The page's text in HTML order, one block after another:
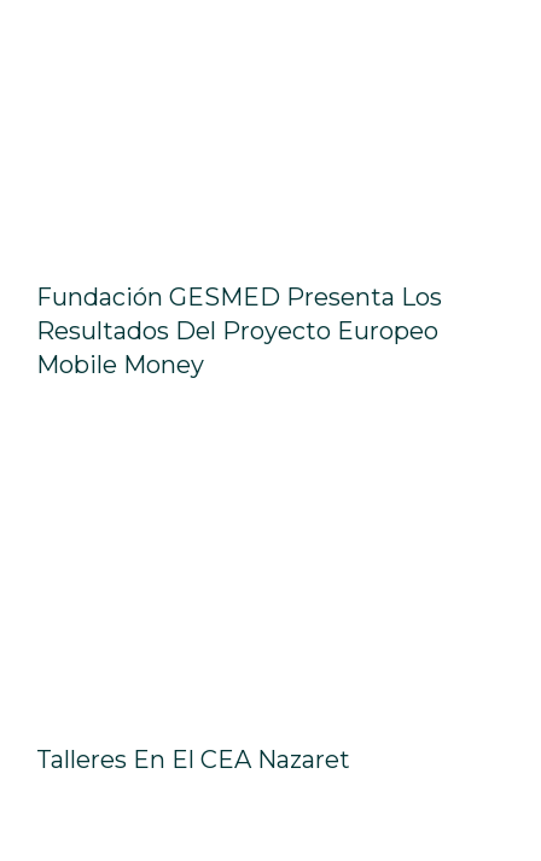
Fundación GESMED Presenta Los
Resultados Del Proyecto Europeo
Mobile Money
Talleres En El CEA Nazaret